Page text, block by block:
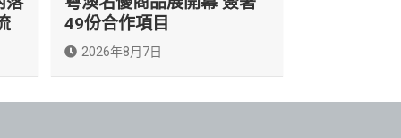
49份合作項目
2026年8月7日